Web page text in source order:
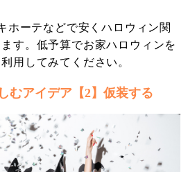
ホーテなどで安くハロウィン関
す。低予算でお家ハロウィンを
用してみてください。
むアイデア【2】仮装する